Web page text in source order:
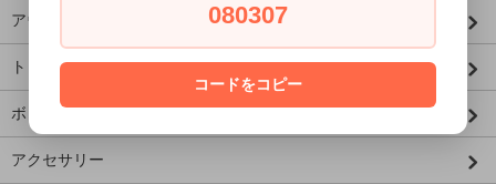
アウター
トップス
ボトムス
アクセサリー
080307
コードをコピー